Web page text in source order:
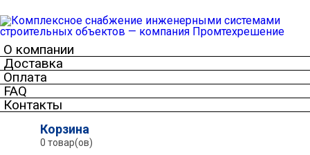
О компании
Доставка
Оплата
FAQ
Контакты
Корзина
0 товар(ов)